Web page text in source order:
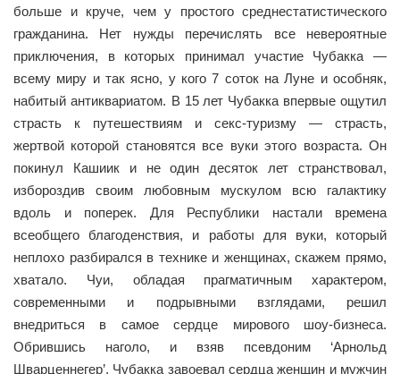
больше и круче, чем у простого среднестатистического
гражданина. Нет нужды перечислять все невероятные
приключения, в которых принимал участие Чубакка —
всему миру и так ясно, у кого 7 соток на Луне и особняк,
набитый антиквариатом. В 15 лет Чубакка впервые ощутил
страсть к путешествиям и секс-туризму — страсть,
жертвой которой становятся все вуки этого возраста. Он
покинул Кашиик и не один десяток лет странствовал,
избороздив своим любовным мускулом всю галактику
вдоль и поперек. Для Республики настали времена
всеобщего благоденствия, и работы для вуки, который
неплохо разбирался в технике и женщинах, скажем прямо,
хватало. Чуи, обладая прагматичным характером,
современными и подрывными взглядами, решил
внедриться в самое сердце мирового шоу-бизнеса.
Обрившись наголо, и взяв псевдоним ‘Арнольд
Шварценнегер’, Чубакка завоевал сердца женщин и мужчин